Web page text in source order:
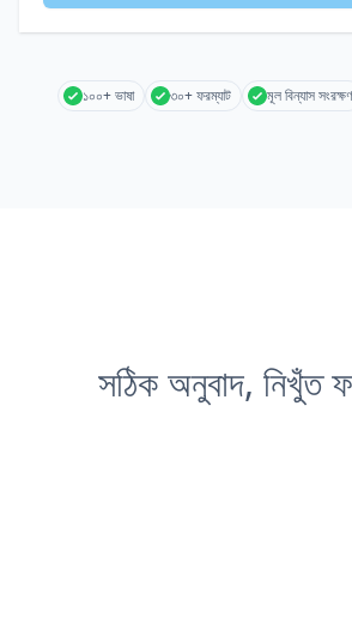
১০০+ ভাষা ৩০+ ফরম্যাট মূল বিন্যাস সংরক্ষণ
সঠিক অনুবাদ, নিখুঁত